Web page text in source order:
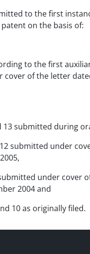
to the first
on the basis of:
to the first
cover of the letter
13 submitted during
submitted under
under cover
2004 and
10 as originally filed.